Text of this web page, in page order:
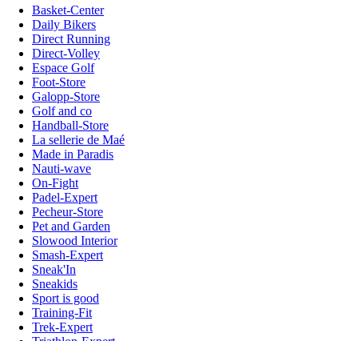
Basket-Center
Daily Bikers
Direct Running
Direct-Volley
Espace Golf
Foot-Store
Galopp-Store
Golf and co
Handball-Store
La sellerie de Maé
Made in Paradis
Nauti-wave
On-Fight
Padel-Expert
Pecheur-Store
Pet and Garden
Slowood Interior
Smash-Expert
Sneak'In
Sneakids
Sport is good
Training-Fit
Trek-Expert